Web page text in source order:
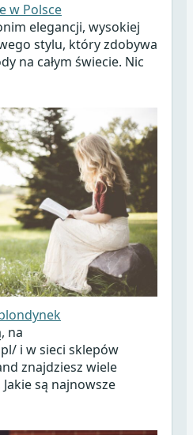
w Polsce
elegancji, wysokiej
stylu, który zdobywa
na całym świecie. Nic
na
i w sieci sklepów
znajdziesz wiele
są najnowsze